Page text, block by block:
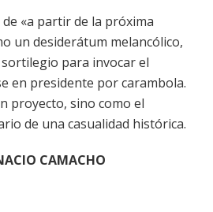
«a partir de la próxima
un desiderátum melancólico,
para invocar el
en presidente por carambola.
proyecto, sino como el
de una casualidad histórica.
CAMACHO